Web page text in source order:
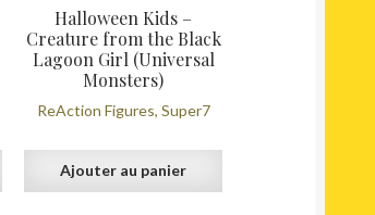
Halloween Kids –
Creature from the Black
Lagoon Girl (Universal
Monsters)
ReAction Figures, Super7
Ajouter au panier